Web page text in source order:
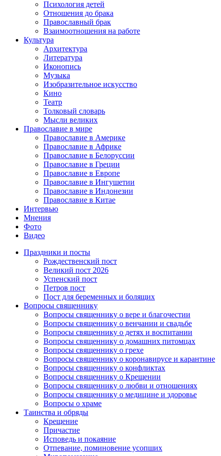
Психология детей
Отношения до брака
Православный брак
Взаимоотношения на работе
Культура
Архитектура
Литература
Иконопись
Музыка
Изобразительное искусство
Кино
Театр
Толковый словарь
Мысли великих
Православие в мире
Православие в Америке
Православие в Африке
Православие в Белоруссии
Православие в Греции
Православие в Европе
Православие в Ингушетии
Православие в Индонезии
Православие в Китае
Интервью
Мнения
Фото
Видео
Праздники и посты
Рождественский пост
Великий пост 2026
Успенский пост
Петров пост
Пост для беременных и болящих
Вопросы священнику
Вопросы священнику о вере и благочестии
Вопросы священнику о венчании и свадьбе
Вопросы священнику о детях и воспитании
Вопросы священнику о домашних питомцах
Вопросы священнику о грехе
Вопросы священнику о коронавирусе и карантине
Вопросы священнику о конфликтах
Вопросы священнику о Крещении
Вопросы священнику о любви и отношениях
Вопросы священнику о медицине и здоровье
Вопросы о храме
Таинства и обряды
Крещение
Причастие
Исповедь и покаяние
Отпевание, поминовение усопших